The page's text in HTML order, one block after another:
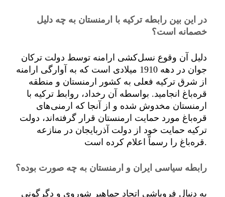
در این بین رابطه ترکیه با ارمنستان به چه دلیل
خصمانه است؟
دلیل آن وقوع نسل‌کشی ارامنه توسط دولت ترکان
جوان در دهه 1910 میلادی است که به آوارگی ارامنه
از شرق ترکیه فعلی به کشور ارمنستان و منطقه
قره‌باغ انجامید. بواسطه آن رخداد، روابط ترکیه با
ارمنستان مخدوش شده و از آنجا که ارمنی‌های
قره‌باغ مورد حمایت ارمنستان قرار گرفته‌اند، دولت
ترکیه حمایت خود از دولت آذربایجان در منازعه
قره‌باغ را رسماً اعلام کرده است.
رابطه سیاسی ایران و ارمنستان به چه صورت بوده؟
به دنبال فروپاشی اتحاد جماهیر شوروی و دگرگونی